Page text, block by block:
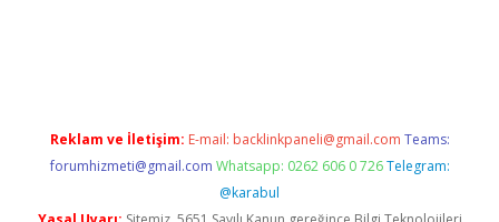
Reklam ve İletişim: E-mail: backlinkpaneli@gmail.com Teams:
forumhizmeti@gmail.com Whatsapp: 0262 606 0 726 Telegram:
@karabul